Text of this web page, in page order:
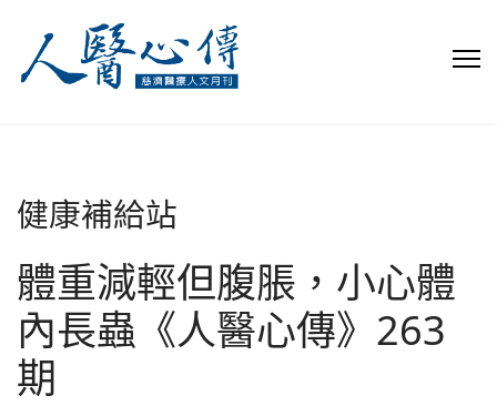
健康補給站
體重減輕但腹脹，小心體
內長蟲《人醫心傳》263
期